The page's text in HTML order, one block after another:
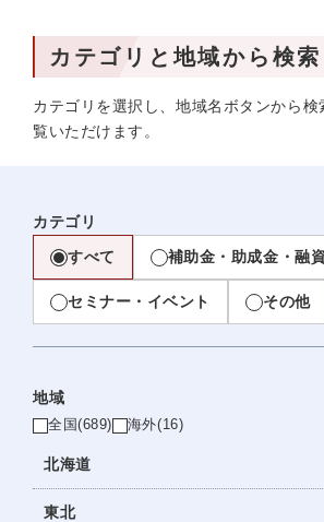
カテゴリと地域から検索
カテゴリを選択し、地域名ボタンから
覧いただけます。
カテゴリ
すべて
補助金・助成金・融
セミナー・イベント その他
地域
全国(689) 海外(16)
北海道
東北